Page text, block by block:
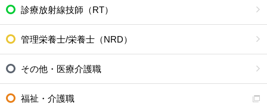
診療放射線技師（RT）
管理栄養士/栄養士（NRD）
その他・医療介護職
福祉・介護職